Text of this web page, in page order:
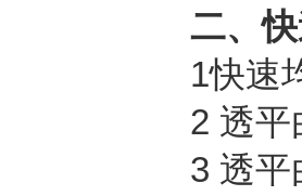
二、
1快速
2 透平
3 透平